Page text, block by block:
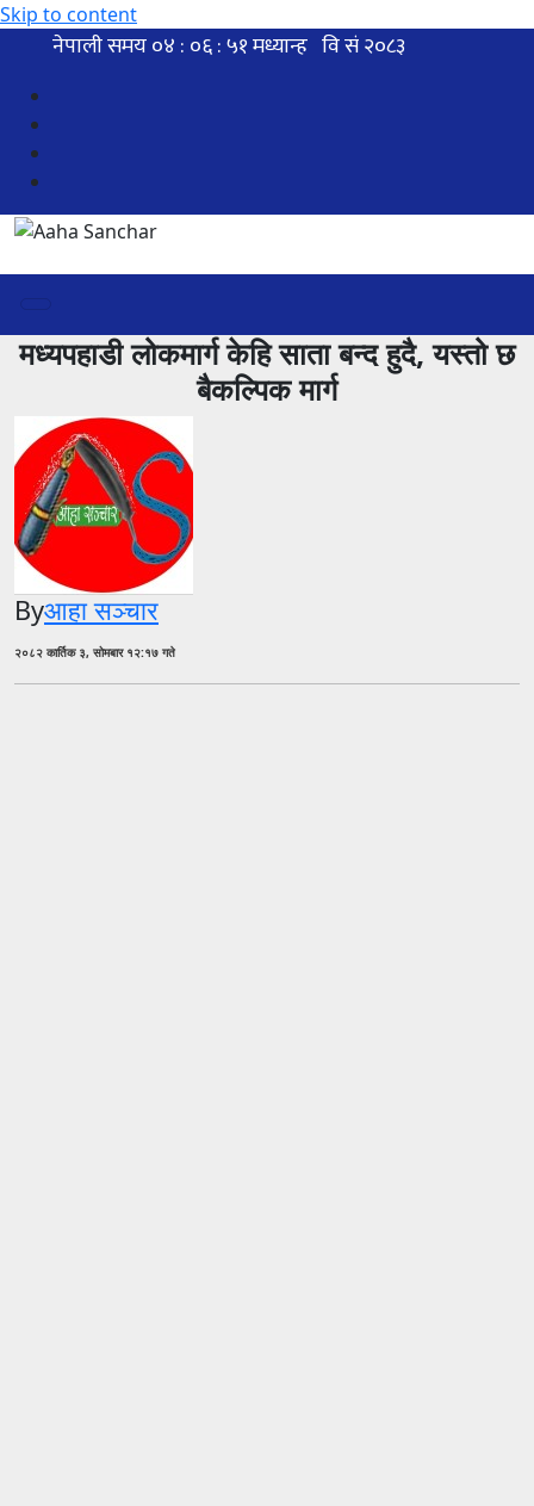
Skip to content
मध्यपहाडी लोकमार्ग केहि साता बन्द हुदै, यस्तो छ
बैकल्पिक मार्ग
Byआहा सञ्चार
२०८२ कार्तिक ३, सोमबार १२:१७ गते